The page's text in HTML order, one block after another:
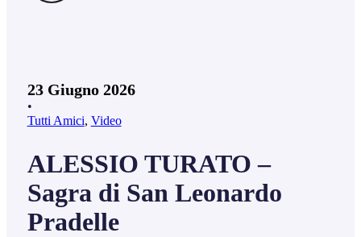
23 Giugno 2026
•
Tutti Amici, Video
ALESSIO TURATO –
Sagra di San Leonardo
Pradelle